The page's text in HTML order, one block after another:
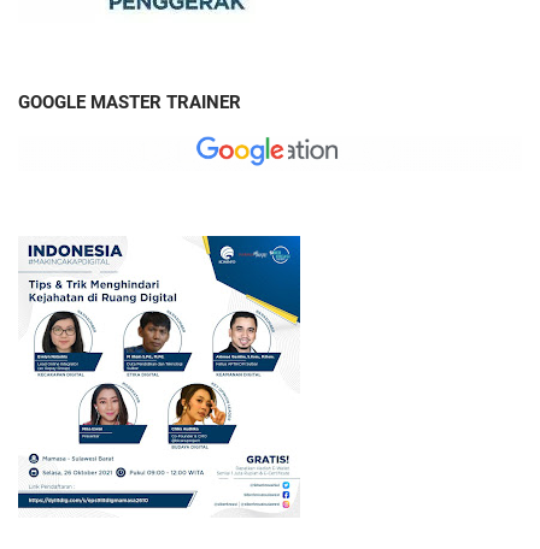
GOOGLE MASTER TRAINER